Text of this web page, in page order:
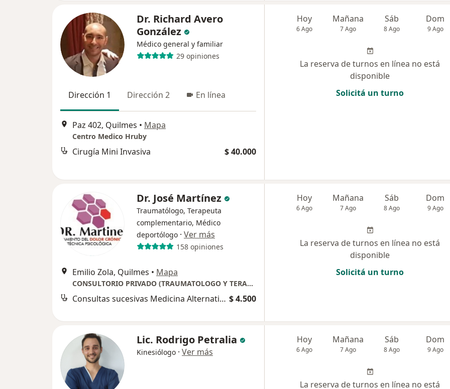
Dr. Richard Avero
González
Médico general y familiar
29 opiniones
Dirección 1 Dirección 2 En línea
Paz 402, Quilmes • Mapa
Centro Medico Hruby
Cirugía Mini Invasiva $ 40.000
Hoy
6 Ago
Mañana
7 Ago
Sáb
8 Ago
Dom
9 Ago
La reserva de turnos en línea no está
disponible
Solicitá un turno
Dr. José Martínez
Traumatólogo, Terapeuta
complementario, Médico
deportólogo · Ver más
158 opiniones
Emilio Zola, Quilmes • Mapa
CONSULTORIO PRIVADO (TRAUMATOLOGO Y TERAPEUTA COMPLEMENTARIO)
Consultas sucesivas Medicina Alternativa $ 4.500
Hoy
6 Ago
Mañana
7 Ago
Sáb
8 Ago
Dom
9 Ago
La reserva de turnos en línea no está
disponible
Solicitá un turno
Lic. Rodrigo Petralia
Kinesiólogo · Ver más
Hoy
6 Ago
Mañana
7 Ago
Sáb
8 Ago
Dom
9 Ago
La reserva de turnos en línea no está